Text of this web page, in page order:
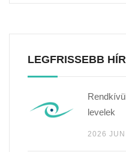
LEGFRISSEBB
levelek
2026